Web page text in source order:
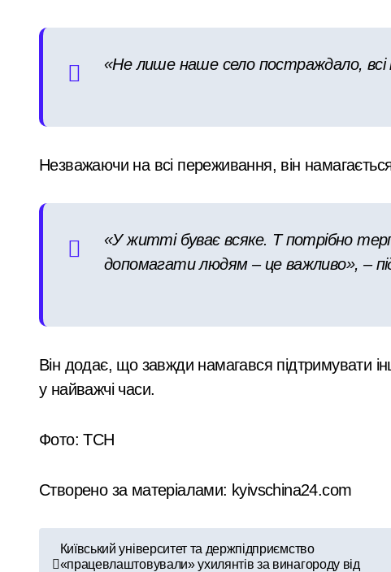
«Не лише наше село постраждало, всі
Незважаючи на всі переживання, він
«У житті буває всяке. Т потрібно
допомагати людям – це важливо», –
Він додає, що завжди намагався підтримувати
у найважчі часи.
Фото: ТСН
Створено за матеріалами: kyivschina24.com
Київський університет та держпідприємство
«працевлаштовували» ухилянтів за винагороду від